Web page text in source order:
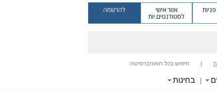
אזור אישי
לסטודנטים.יות
להרשמה
חיפוש בכל האוניברסיטה
| בחינות